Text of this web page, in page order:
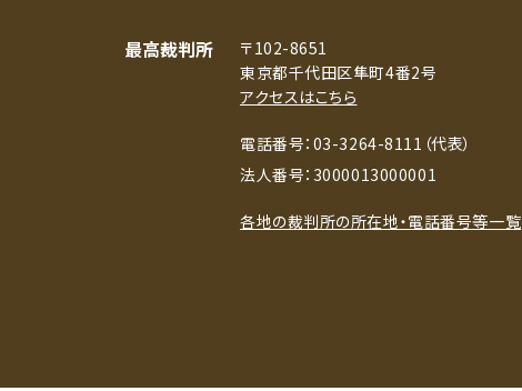
最高裁判所
〒102-8651
東京都千代田区隼町4番2号
アクセスはこちら
電話番号：03-3264-8111（代表）
法人番号：3000013000001
各地の裁判所の所在地・電話番号等一覧